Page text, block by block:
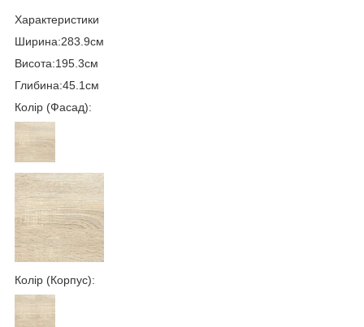
Характеристики
Ширина:283.9см
Висота:195.3см
Глибина:45.1см
Колір (Фасад):
Колір (Корпус):